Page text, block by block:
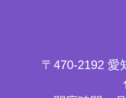
〒470-2192 愛